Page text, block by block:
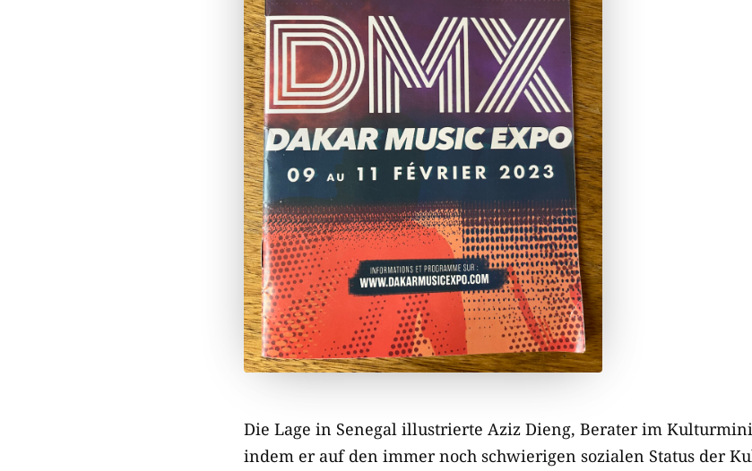
Die Lage in Senegal illustrierte Aziz Dieng, Berater im
indem er auf den immer noch schwierigen sozialen Status der